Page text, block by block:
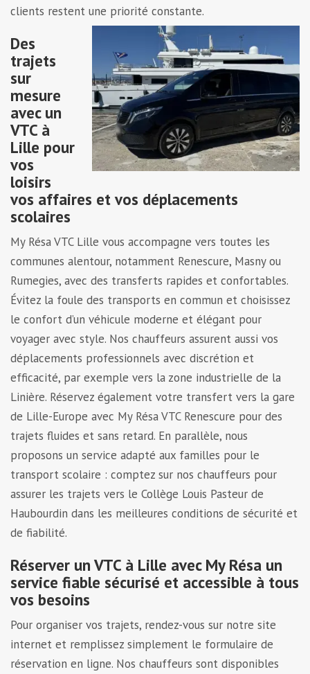
clients restent une priorité constante.
Des
trajets
sur
mesure
avec un
VTC à
Lille pour
vos
loisirs
vos affaires et vos déplacements
scolaires
My Résa VTC Lille vous accompagne vers toutes les
communes alentour, notamment Renescure, Masny ou
Rumegies, avec des transferts rapides et confortables.
Évitez la foule des transports en commun et choisissez
le confort d’un véhicule moderne et élégant pour
voyager avec style. Nos chauffeurs assurent aussi vos
déplacements professionnels avec discrétion et
efficacité, par exemple vers la zone industrielle de la
Linière. Réservez également votre transfert vers la gare
de Lille-Europe avec My Résa VTC Renescure pour des
trajets fluides et sans retard. En parallèle, nous
proposons un service adapté aux familles pour le
transport scolaire : comptez sur nos chauffeurs pour
assurer les trajets vers le Collège Louis Pasteur de
Haubourdin dans les meilleures conditions de sécurité et
de fiabilité.
Réserver un VTC à Lille avec My Résa un
service fiable sécurisé et accessible à tous
vos besoins
Pour organiser vos trajets, rendez-vous sur notre site
internet et remplissez simplement le formulaire de
réservation en ligne. Nos chauffeurs sont disponibles